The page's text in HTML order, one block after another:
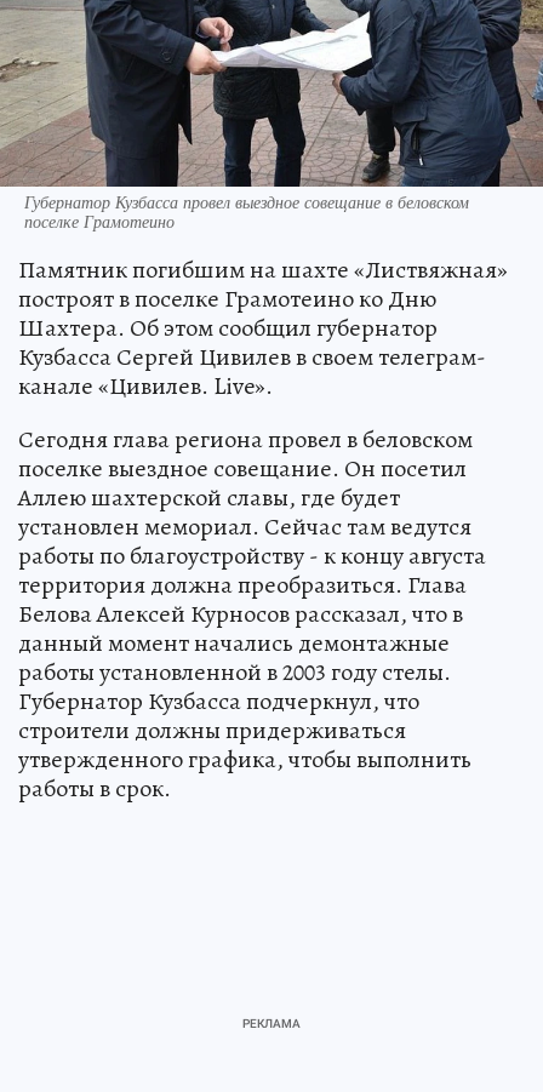
Губернатор Кузбасса провел выездное совещание в беловском
поселке Грамотеино
Памятник погибшим на шахте «Листвяжная»
построят в поселке Грамотеино ко Дню
Шахтера. Об этом сообщил губернатор
Кузбасса Сергей Цивилев в своем телеграм-
канале «Цивилев. Live».
Сегодня глава региона провел в беловском
поселке выездное совещание. Он посетил
Аллею шахтерской славы, где будет
установлен мемориал. Сейчас там ведутся
работы по благоустройству - к концу августа
территория должна преобразиться. Глава
Белова Алексей Курносов рассказал, что в
данный момент начались демонтажные
работы установленной в 2003 году стелы.
Губернатор Кузбасса подчеркнул, что
строители должны придерживаться
утвержденного графика, чтобы выполнить
работы в срок.